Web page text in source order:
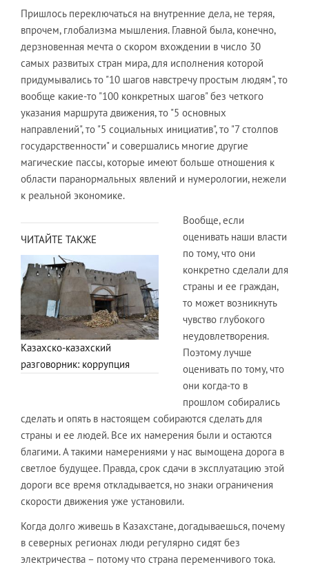
Пришлось переключаться на внутренние дела, не теряя,
впрочем, глобализма мышления. Главной была, конечно,
дерзновенная мечта о скором вхождении в число 30
самых развитых стран мира, для исполнения которой
придумывались то "10 шагов навстречу простым людям", то
вообще какие-то "100 конкретных шагов" без четкого
указания маршрута движения, то "5 основных
направлений", то "5 социальных инициатив", то "7 столпов
государственности" и совершались многие другие
магические пассы, которые имеют больше отношения к
области паранормальных явлений и нумерологии, нежели
к реальной экономике.
ЧИТАЙТЕ ТАКЖЕ
Казахско-казахский
разговорник: коррупция
Вообще, если
оценивать наши власти
по тому, что они
конкретно сделали для
страны и ее граждан,
то может возникнуть
чувство глубокого
неудовлетворения.
Поэтому лучше
оценивать по тому, что
они когда-то в
прошлом собирались
сделать и опять в настоящем собираются сделать для
страны и ее людей. Все их намерения были и остаются
благими. А такими намерениями у нас вымощена дорога в
светлое будущее. Правда, срок сдачи в эксплуатацию этой
дороги все время откладывается, но знаки ограничения
скорости движения уже установили.
Когда долго живешь в Казахстане, догадываешься, почему
в северных регионах люди регулярно сидят без
электричества – потому что страна переменчивого тока.